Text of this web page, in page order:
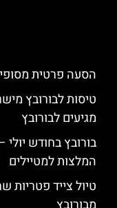
הסעה פרטית
טיסות לבורובץ
מגיעים לבורובץ
בורובץ בחודש יולי
המלצות למטיילים
טיול צייד פטריות